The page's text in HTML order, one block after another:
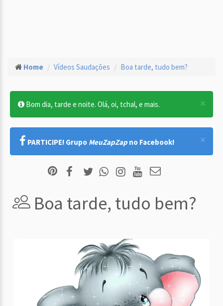
Home Vídeos Saudações Boa tarde, tudo bem?
×
Bom dia, tarde e noite. Olá, oi, tchal, e mais.
×
PARTICIPE! Grupo MeuZapZap no Facebook!
Boa tarde, tudo bem?